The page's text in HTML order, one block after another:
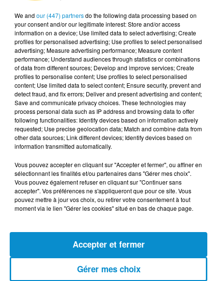
[La Matinale] Beido - Ciel parfait (live)
[La Matinale] Beido, un nouveau projet
en "Quatre saisons" !
[Happy Beur] Cheb Momo - Oxygène
[Happy Beur] Cheb Momo - Ndamt 3lik
[Happy Beur] Cheb Momo, figure
We and our (447) partnersdo the following data processing based on
your consent and/or our legitimate interest: Store and/or access
information on a device; Use limited data to select advertising; Create
profiles for personalised advertising; Use profiles to select personalised
advertising; Measure advertising performance; Measure content
performance; Understand audiences through statistics or combinations
of data from different sources; Develop and improve services; Create
profiles to personalise content; Use profiles to select personalised
content; Use limited data to select content; Ensure security, prevent and
detect fraud, and fix errors; Deliver and present advertising and content;
Save and communicate privacy choices. These technologies may
process personal data such as IP address and browsing data to offer
following functionalities: Identify devices based on information actively
requested; Use precise geolocation data; Match and combine data from
other data sources; Link different devices; Identify devices based on
information transmitted automatically.
Vous pouvez accepter en cliquant sur "Accepter et fermer", ou affiner en
sélectionnant les finalités et/ou partenaires dans "Gérer mes choix".
Vous pouvez également refuser en cliquant sur "Continuer sans
accepter". Vos préférences ne s'appliqueront que pour ce site. Vous
pouvez mettre à jour vos choix, ou retirer votre consentement à tout
moment via le lien "Gérer les cookies" situé en bas de chaque page.
Gérer mes choix
Accepter et fermer